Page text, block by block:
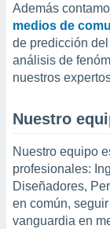
el sitio
se
para
ni para
aunque
no
Puedes
acceder a
web a
abono
Además
medios de
de predicción
análisis de
nuestros
Nuestro
Nuestro equipo
profesionales:
Diseñadores,
en común,
vanguardia en